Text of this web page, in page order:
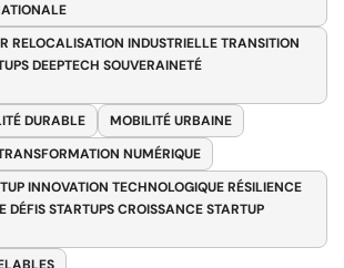
RELOCALISATION INDUSTRIELLE TRANSITION
DEEPTECH SOUVERAINETÉ
DURABLE
MOBILITÉ URBAINE
NUMÉRIQUE
INNOVATION TECHNOLOGIQUE RÉSILIENCE
DÉFIS STARTUPS CROISSANCE STARTUP